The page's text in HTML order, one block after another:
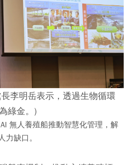
李明岳表示，透過生物循環
綠金。)
AI 無人養殖船推動智慧化管理，解
力缺口。